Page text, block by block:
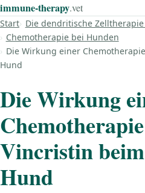
immune‑therapy.vet
Start Die dendritische
Chemotherapie bei Hunden
Die Wirkung einer
Hund
Die Wirkung
Vincristin
Hund